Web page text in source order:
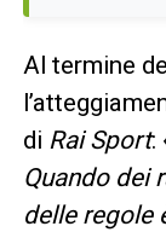
Al termine
di Rai Sport:
Quando dei
delle regole